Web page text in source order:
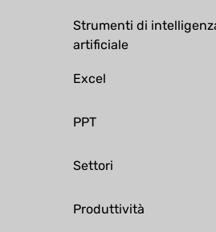
Strumenti di
artificiale
Excel
PPT
Settori
Produttività